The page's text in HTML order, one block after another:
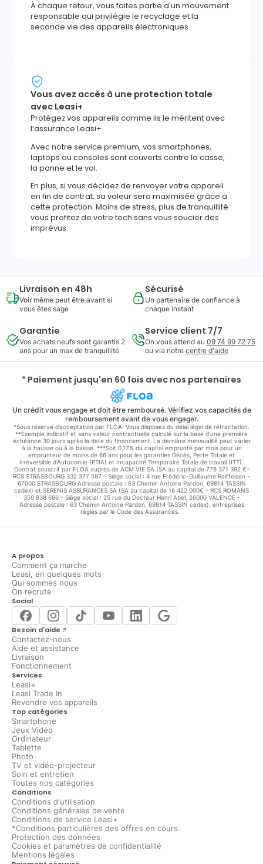
À chaque retour, vous faites partie d'un mouvement
responsable qui privilégie le recyclage et la
seconde vie des appareils électroniques.
Vous avez accès à une protection totale
avec Leasi+
Protégez vos appareils comme ils le méritent avec
l’assurance Leasi+.
Avec notre service premium, vos smartphones,
laptops ou consoles sont couverts contre la casse,
la panne et le vol.
En plus, si vous décidez de renvoyer votre appareil
en fin de contrat, sa valeur sera maximisée grâce à
cette protection. Moins de stress, plus de tranquillité :
vous profitez de votre tech sans vous soucier des
imprévus.
Livraison en 48h
Voir même peut être avant si
vous êtes sage
Sécurisé
Un partenaire de confiance à
chaque instant
Garantie
Vos achats neufs sont garantis 2
ans pour un max de tranquillité
Service client 7/7
On vous attend au 09 74 99 72 75
ou via notre centre d'aide
* Paiement jusqu'en 60 fois avec nos partenaires
Un crédit vous engage et doit être remboursé. Vérifiez vos capacités de
remboursement avant de vous engager.
*Sous réserve d’acceptation par FLOA. Vous disposez du délai légal de rétractation.
**Exemple indicatif et sans valeur contractuelle calculé sur la base d'une première
échéance 30 jours après la date du financement. La dernière mensualité peut varier
à la hausse ou à la baisse. ***Soit 0,17% du capital emprunté par mois pour un
emprunteur de moins de 66 ans pour les garanties Décès, Perte Totale et
Irréversible d'Autonomie (PTIA) et Incapacité Temporaire Totale de travail (ITT).
Contrat souscrit par FLOA auprès de ACM VIE SA (SA au capital de 778 371 392 €–
RCS STRASBOURG 332 377 597 – Siège social : 4 rue Frédéric-Guillaume Raiffeisen -
67000 STRASBOURG Adresse postale : 63 Chemin Antoine Pardon, 69814 TASSIN
cedex) et SERENIS ASSURANCES SA (SA au capital de 16 422 000€ – RCS ROMANS
350 838 686 – Siège social : 25 rue du Docteur Henri Abel, 26000 VALENCE -
Adresse postale : 63 Chemin Antoine Pardon, 69814 TASSIN cedex), entreprises
régies par le Code des Assurances.
A propos
Comment ça marche
Leasi, en quelques mots
Qui sommes nous
On recrute
Social
Besoin d'aide ?
Contactez-nous
Aide et assistance
Livraison
Fonctionnement
Services
Leasi+
Leasi Trade In
Revendre vos appareils
Top catégories
Smartphone
Jeux Vidéo
Ordinateur
Tablette
Photo
TV et vidéo-projecteur
Soin et entretien
Toutes nos catégories
Conditions
Conditions d'utilisation
Conditions générales de vente
Conditions de service Leasi+
*Conditions particulières des offres en cours
Protection des données
Cookies et paramètres de confidentialité
Mentions légales